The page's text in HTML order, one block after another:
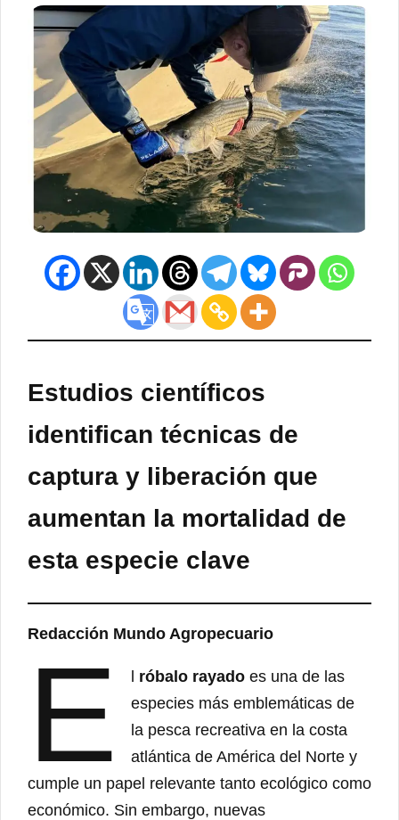
Estudios científicos
identifican técnicas de
captura y liberación que
aumentan la mortalidad de
esta especie clave
Redacción Mundo Agropecuario
E l róbalo rayado es una de las
especies más emblemáticas de
la pesca recreativa en la costa
atlántica de América del Norte y
cumple un papel relevante tanto ecológico como
económico. Sin embargo, nuevas